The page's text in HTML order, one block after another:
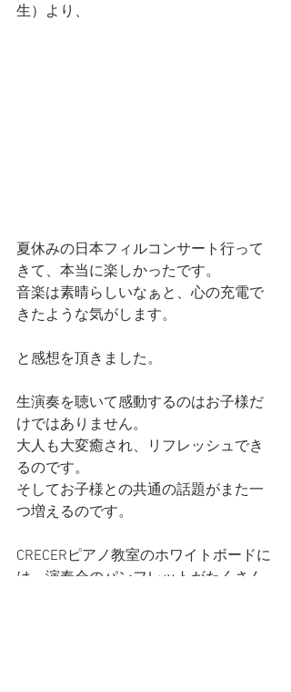
生）より、
夏休みの日本フィルコンサート行って
きて、本当に楽しかったです。
音楽は素晴らしいなぁと、心の充電で
きたような気がします。
と感想を頂きました。
生演奏を聴いて感動するのはお子様だ
けではありません。
大人も大変癒され、リフレッシュでき
るのです。
そしてお子様との共通の話題がまた一
つ増えるのです。
CRECERピアノ教室のホワイトボードに
は、演奏会のパンフレットがたくさん